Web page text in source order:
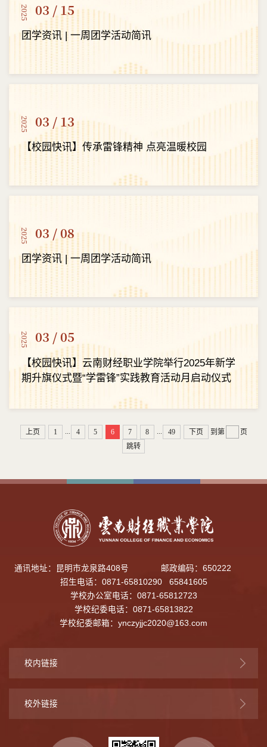
2025 03 / 15
团学资讯 | 一周团学活动简讯
2025 03 / 13
【校园快讯】传承雷锋精神 点亮温暖校园
2025 03 / 08
团学资讯 | 一周团学活动简讯
2025 03 / 05
【校园快讯】云南财经职业学院举行2025年新学
期升旗仪式暨“学雷锋”实践教育活动月启动仪式
上页 1 ... 4 5 6 7 8 ... 49 下页 到第
页
跳转
通讯地址：昆明市龙泉路408号
邮政编码：650222
招生电话：0871-65810290 65841605
学校办公室电话：0871-65812723
学校纪委电话：0871-65813822
学校纪委邮箱： ynczyjjc2020@163.com
校内链接
校外链接